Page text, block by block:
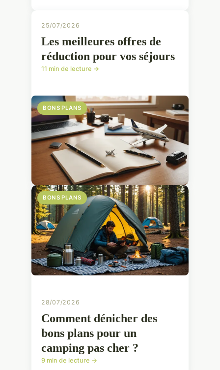
BONS PLANS
25/07/2026
Les meilleures offres de
réduction pour vos séjours
11 min de lecture →
BONS PLANS
28/07/2026
Comment dénicher des
bons plans pour un
camping pas cher ?
9 min de lecture →